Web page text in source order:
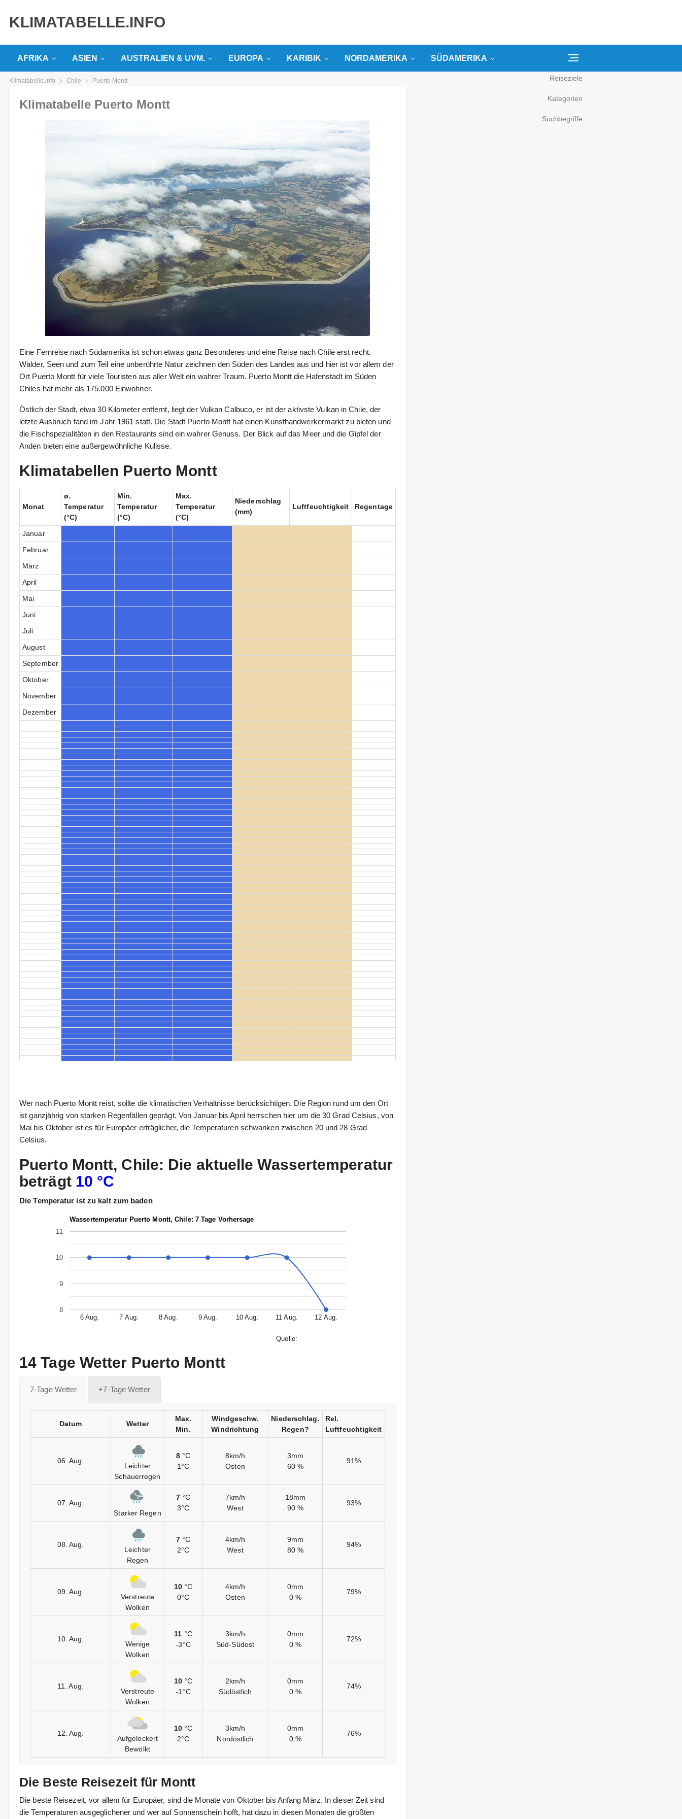
KLIMATABELLE.INFO
AFRIKA ASIEN AUSTRALIEN & UVM. EUROPA KARIBIK NORDAMERIKA SÜDAMERIKA
Reiseziele
Kategorien
Suchbegriffe
Klimatabelle.info Chile Puerto Montt
Klimatabelle Puerto Montt
Eine Fernreise nach Südamerika ist schon etwas ganz Besonderes und eine Reise nach Chile erst recht.
Wälder, Seen und zum Teil eine unberührte Natur zeichnen den Süden des Landes aus und hier ist vor allem der
Ort Puerto Montt für viele Touristen aus aller Welt ein wahrer Traum. Puerto Montt die Hafenstadt im Süden
Chiles hat mehr als 175.000 Einwohner.
Östlich der Stadt, etwa 30 Kilometer entfernt, liegt der Vulkan Calbuco, er ist der aktivste Vulkan in Chile, der
letzte Ausbruch fand im Jahr 1961 statt. Die Stadt Puerto Montt hat einen Kunsthandwerkermarkt zu bieten und
die Fischspezialitäten in den Restaurants sind ein wahrer Genuss. Der Blick auf das Meer und die Gipfel der
Anden bieten eine außergewöhnliche Kulisse.
Klimatabellen Puerto Montt
Monat
ø.
Temperatur
(°C)
Min.
Temperatur
(°C)
Max.
Temperatur
(°C)
Niederschlag
(mm)
Luftfeuchtigkeit Regentage
Januar
Februar
März
April
Mai
Juni
Juli
August
September
Oktober
November
Dezember
Wer nach Puerto Montt reist, sollte die klimatischen Verhältnisse berücksichtigen. Die Region rund um den Ort
ist ganzjährig von starken Regenfällen geprägt. Von Januar bis April herrschen hier um die 30 Grad Celsius, von
Mai bis Oktober ist es für Europäer erträglicher, die Temperaturen schwanken zwischen 20 und 28 Grad
Celsius.
Puerto Montt, Chile: Die aktuelle Wassertemperatur
beträgt 10 °C
Die Temperatur ist zu kalt zum baden
Wassertemperatur Puerto Montt, Chile: 7 Tage Vorhersage
6 Aug. 7 Aug. 8 Aug. 9 Aug. 10 Aug. 11 Aug. 12 Aug.
8
9
10
11
Quelle:
14 Tage Wetter Puerto Montt
7-Tage Wetter +7-Tage Wetter
Datum Wetter
Max.
Min.
Windgeschw.
Windrichtung
Niederschlag.
Regen?
Rel.
Luftfeuchtigkeit
06. Aug.
Leichter
Schauerregen
8 °C
1°C
8km/h
Osten
3mm
60 %
91%
07. Aug.
Starker Regen
7 °C
3°C
7km/h
West
18mm
90 %
93%
08. Aug.
Leichter
Regen
7 °C
2°C
4km/h
West
9mm
80 %
94%
09. Aug.
Verstreute
Wolken
10 °C
0°C
4km/h
Osten
0mm
0 %
79%
10. Aug.
Wenige
Wolken
11 °C
-3°C
3km/h
Süd-Südost
0mm
0 %
72%
11. Aug.
Verstreute
Wolken
10 °C
-1°C
2km/h
Südöstlich
0mm
0 %
74%
12. Aug.
Aufgelockert
Bewölkt
10 °C
2°C
3km/h
Nordöstlich
0mm
0 %
76%
Die Beste Reisezeit für Montt
Die beste Reisezeit, vor allem für Europäer, sind die Monate von Oktober bis Anfang März. In dieser Zeit sind
die Temperaturen ausgeglichener und wer auf Sonnenschein hofft, hat dazu in diesen Monaten die größten